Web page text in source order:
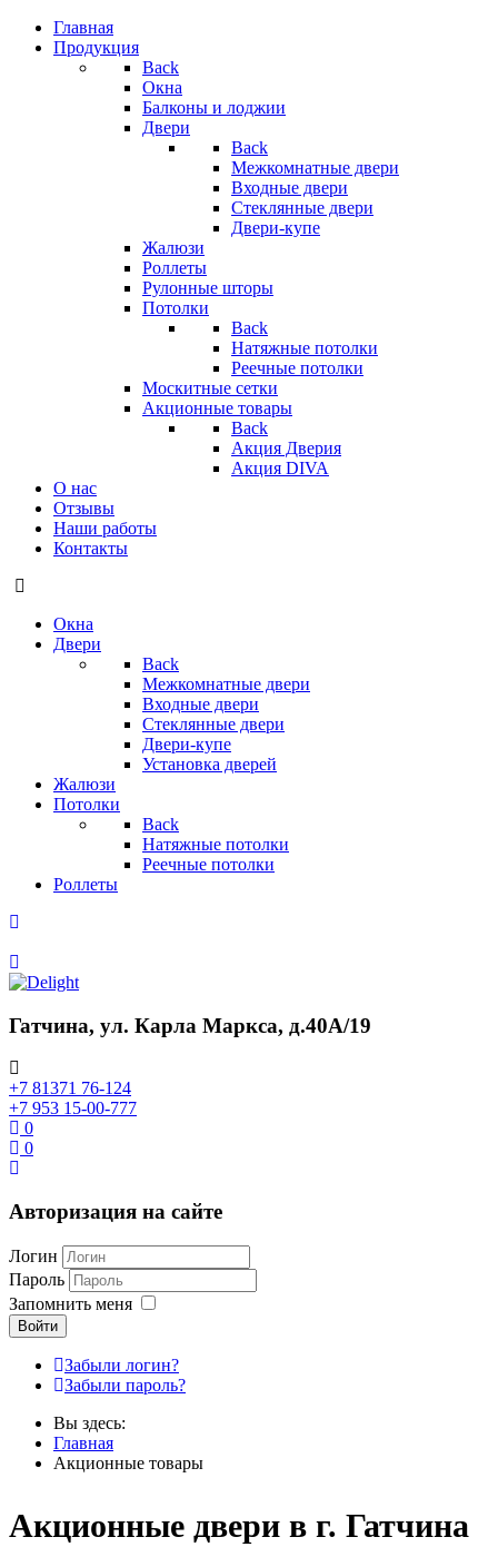
Главная
Продукция
Back
Окна
Балконы и лоджии
Двери
Back
Межкомнатные двери
Входные двери
Стеклянные двери
Двери-купе
Жалюзи
Роллеты
Рулонные шторы
Потолки
Back
Натяжные потолки
Реечные потолки
Москитные сетки
Акционные товары
Back
Акция Дверия
Акция DIVA
О нас
Отзывы
Наши работы
Контакты
Окна
Двери
Back
Межкомнатные двери
Входные двери
Стеклянные двери
Двери-купе
Установка дверей
Жалюзи
Потолки
Back
Натяжные потолки
Реечные потолки
Роллеты
Гатчина, ул. Карла Маркса, д.40А/19
+7 81371 76-124
+7 953 15-00-777
0
0
Авторизация на сайте
Логин
Пароль
Запомнить меня
Войти
Забыли логин?
Забыли пароль?
Вы здесь:
Главная
Акционные товары
Акционные двери в г. Гатчина